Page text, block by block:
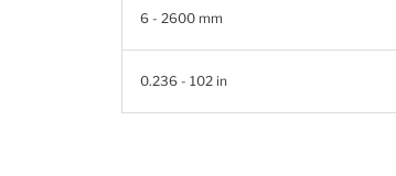
6 - 2600 mm
0.236 - 102 in